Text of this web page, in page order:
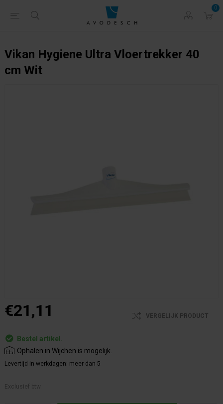
0
Vikan Hygiene Ultra Vloertrekker 40
cm Wit
€21,11 VERGELIJK PRODUCT
Bestel artikel.
Ophalen in Wijchen is mogelijk.
Levertijd in werkdagen: meer dan 5
Exclusief btw.